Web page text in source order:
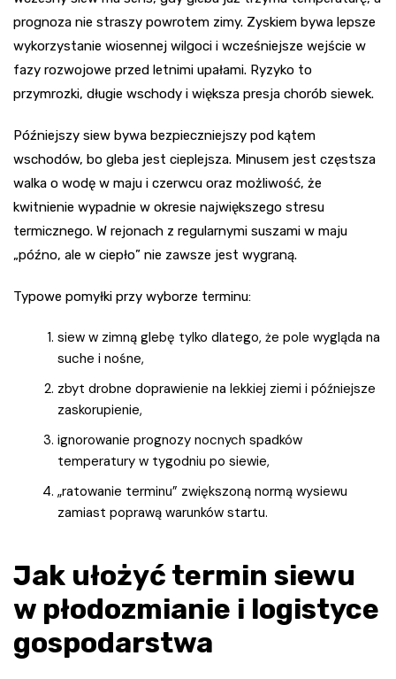
prognoza nie straszy powrotem zimy. Zyskiem bywa lepsze
wykorzystanie wiosennej wilgoci i wcześniejsze wejście w
fazy rozwojowe przed letnimi upałami. Ryzyko to
przymrozki, długie wschody i większa presja chorób siewek.
Późniejszy siew bywa bezpieczniejszy pod kątem
wschodów, bo gleba jest cieplejsza. Minusem jest częstsza
walka o wodę w maju i czerwcu oraz możliwość, że
kwitnienie wypadnie w okresie największego stresu
termicznego. W rejonach z regularnymi suszami w maju
„późno, ale w ciepło” nie zawsze jest wygraną.
Typowe pomyłki przy wyborze terminu:
siew w zimną glebę tylko dlatego, że pole wygląda na
suche i nośne,
zbyt drobne doprawienie na lekkiej ziemi i późniejsze
zaskorupienie,
ignorowanie prognozy nocnych spadków
temperatury w tygodniu po siewie,
„ratowanie terminu” zwiększoną normą wysiewu
zamiast poprawą warunków startu.
Jak ułożyć termin siewu
w płodozmianie i logistyce
gospodarstwa